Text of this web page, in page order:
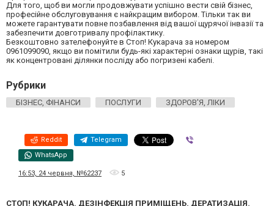
Для того, щоб ви могли продовжувати успішно вести свій бізнес,
професійне обслуговування є найкращим вибором. Тільки так ви
можете гарантувати повне позбавлення від вашої щурячої інвазії та
забезпечити довготривалу профілактику.
Безкоштовно зателефонуйте в Стоп! Кукарача за номером
0961099090, якщо ви помітили будь-які характерні ознаки щурів, такі
як концентровані ділянки посліду або погризені кабелі.
Рубрики
БІЗНЕС, ФІНАНСИ ПОСЛУГИ ЗДОРОВ'Я, ЛІКИ
Reddit Telegram
WhatsApp
16:53, 24 червня, №62237 5
СТОП! КУКАРАЧА. ДЕЗІНФЕКЦІЯ ПРИМІЩЕНЬ. ДЕРАТИЗАЦІЯ.